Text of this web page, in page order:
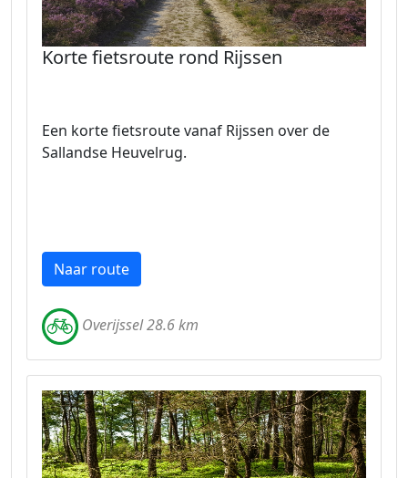
Korte fietsroute rond Rijssen
Een korte fietsroute vanaf Rijssen over de
Sallandse Heuvelrug.
Naar route
Overijssel 28.6 km